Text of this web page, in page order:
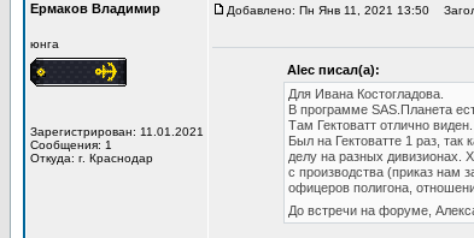
Ермаков Владимир
юнга
Зарегистрирован: 11.01.2021
Сообщения: 1
Откуда: г. Краснодар
Добавлено: Пн Янв 11, 2021 13:50
Alec писал(а):
Для Ивана Костогладова.
В программе SAS.Планета
Там Гектоватт отлично виден.
Был на Гектоватте 1 раз,
делу на разных дивизионах.
с производства (приказ нам
офицеров полигона,
До встречи на форуме,